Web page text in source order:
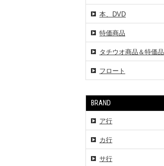
本、DVD
特価商品
タチウオ商品＆特価品
フロート
BRAND
ア行
カ行
サ行